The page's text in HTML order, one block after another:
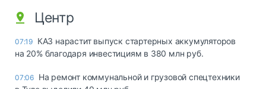
Центр
07:19 КАЗ нарастит выпуск стартерных аккумуляторов
на 20% благодаря инвестициям в 380 млн руб.
07:06 На ремонт коммунальной и грузовой спецтехники